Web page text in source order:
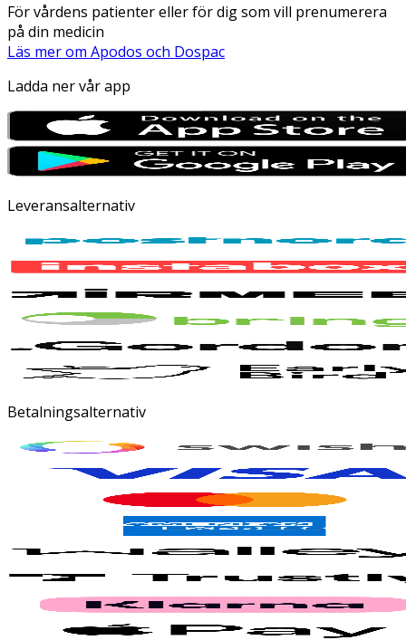
För vårdens patienter eller för dig som vill prenumerera
på din medicin
Läs mer om Apodos och Dospac
Ladda ner vår app
Leveransalternativ
Betalningsalternativ